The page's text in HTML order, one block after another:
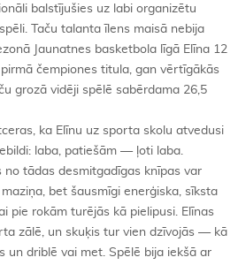
balstījušies uz labi organizētu
Taču talanta īlens maisā nebija
Jaunatnes basketbola līgā Elīna 12
čempiones titula, gan vērtīgākās
grozā vidēji spēlē sabērdama 26,5
ka Elīnu uz sporta skolu atvedusi
laba, patiešām — ļoti laba.
no tādas desmitgadīgas knīpas var
bet šausmīgi enerģiska, sīksta
pie rokām turējās kā pielipusi. Elīnas
zālē, un skuķis tur vien dzīvojās — kā
un driblē vai met. Spēlē bija iekšā ar